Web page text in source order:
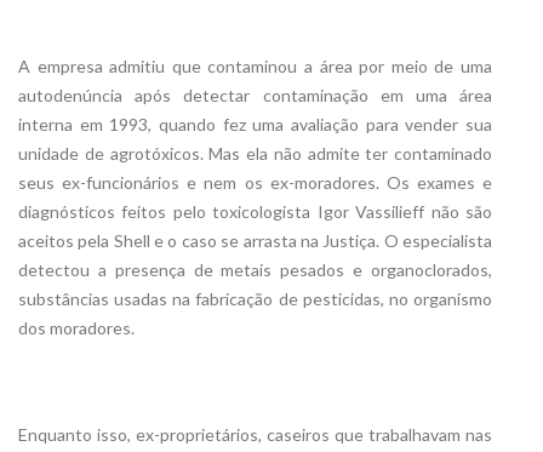
A empresa admitiu que contaminou a área por meio de uma
autodenúncia após detectar contaminação em uma área
interna em 1993, quando fez uma avaliação para vender sua
unidade de agrotóxicos. Mas ela não admite ter contaminado
seus ex-funcionários e nem os ex-moradores. Os exames e
diagnósticos feitos pelo toxicologista Igor Vassilieff não são
aceitos pela Shell e o caso se arrasta na Justiça. O especialista
detectou a presença de metais pesados e organoclorados,
substâncias usadas na fabricação de pesticidas, no organismo
dos moradores.
Enquanto isso, ex-proprietários, caseiros que trabalhavam nas